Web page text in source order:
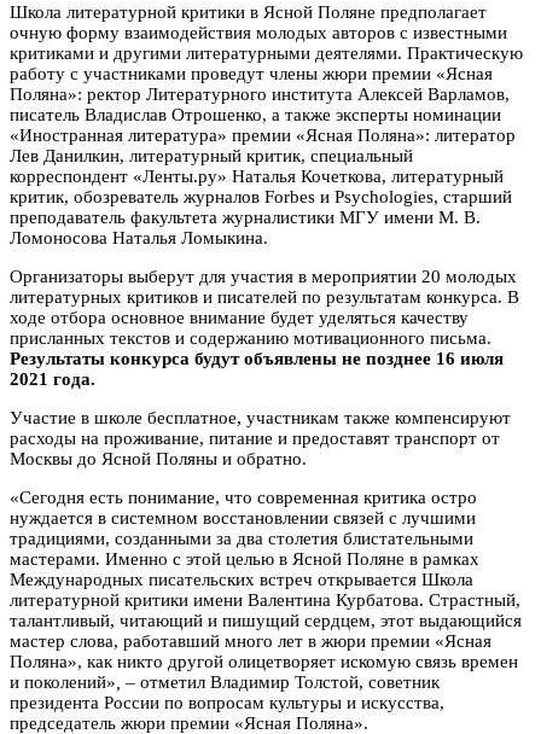
Школа литературной критики в Ясной Поляне предполагает
очную форму взаимодействия молодых авторов с известными
критиками и другими литературными деятелями. Практическую
работу с участниками проведут члены жюри премии «Ясная
Поляна»: ректор Литературного института Алексей Варламов,
писатель Владислав Отрошенко, а также эксперты номинации
«Иностранная литература» премии «Ясная Поляна»: литератор
Лев Данилкин, литературный критик, специальный
корреспондент «Ленты.ру» Наталья Кочеткова, литературный
критик, обозреватель журналов Forbes и Psychologies, старший
преподаватель факультета журналистики МГУ имени М. В.
Ломоносова Наталья Ломыкина.
Организаторы выберут для участия в мероприятии 20 молодых
литературных критиков и писателей по результатам конкурса. В
ходе отбора основное внимание будет уделяться качеству
присланных текстов и содержанию мотивационного письма.
Результаты конкурса будут объявлены не позднее 16 июля
2021 года.
Участие в школе бесплатное, участникам также компенсируют
расходы на проживание, питание и предоставят транспорт от
Москвы до Ясной Поляны и обратно.
«Сегодня есть понимание, что современная критика остро
нуждается в системном восстановлении связей с лучшими
традициями, созданными за два столетия блистательными
мастерами. Именно с этой целью в Ясной Поляне в рамках
Международных писательских встреч открывается Школа
литературной критики имени Валентина Курбатова. Страстный,
талантливый, читающий и пишущий сердцем, этот выдающийся
мастер слова, работавший много лет в жюри премии «Ясная
Поляна», как никто другой олицетворяет искомую связь времен
и поколений» – отметил Владимир Толстой, советник
президента России по вопросам культуры и искусства,
председатель жюри премии «Ясная Поляна».